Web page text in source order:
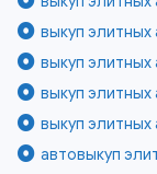
выкуп
выкуп элитных
выкуп
выкуп элитных
автовыкуп